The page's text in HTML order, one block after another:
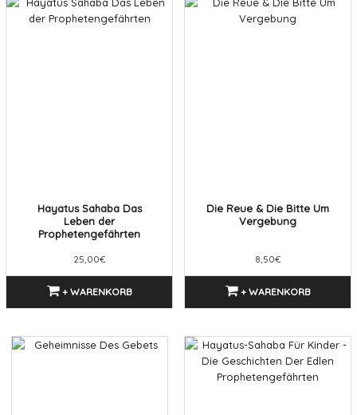
Hayatus Sahaba Das
Leben der
Prophetengefährten
25,00€
+ WARENKORB
Die Reue & Die Bitte Um
Vergebung
8,50€
+ WARENKORB